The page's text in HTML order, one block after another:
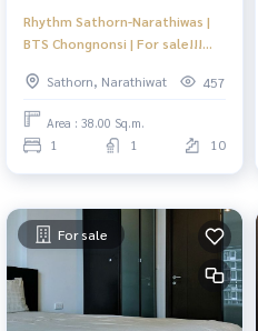
Rhythm Sathorn-Narathiwas |
BTS Chongnonsi | For sale!!!
#O Sathorn, Narathiwat 457
Area : 38.00 Sq.m.
1 1 10
For sale